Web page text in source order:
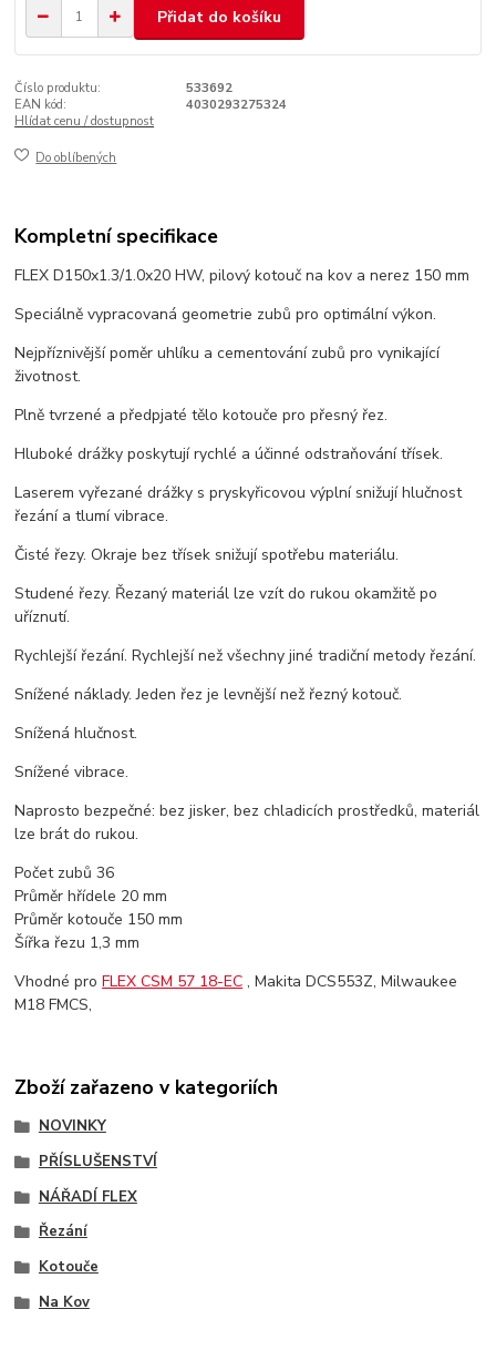
Přidat do košíku
Číslo produktu:
533692
EAN kód:
4030293275324
Hlídat cenu / dostupnost
Do oblíbených
Kompletní specifikace
FLEX D150x1.3/1.0x20 HW, pilový kotouč na kov a nerez 150 mm
Speciálně vypracovaná geometrie zubů pro optimální výkon.
Nejpříznivější poměr uhlíku a cementování zubů pro vynikající
životnost.
Plně tvrzené a předpjaté tělo kotouče pro přesný řez.
Hluboké drážky poskytují rychlé a účinné odstraňování třísek.
Laserem vyřezané drážky s pryskyřicovou výplní snižují hlučnost
řezání a tlumí vibrace.
Čisté řezy. Okraje bez třísek snižují spotřebu materiálu.
Studené řezy. Řezaný materiál lze vzít do rukou okamžitě po
uříznutí.
Rychlejší řezání. Rychlejší než všechny jiné tradiční metody řezání.
Snížené náklady. Jeden řez je levnější než řezný kotouč.
Snížená hlučnost.
Snížené vibrace.
Naprosto bezpečné: bez jisker, bez chladicích prostředků, materiál
lze brát do rukou.
Počet zubů 36
Průměr hřídele 20 mm
Průměr kotouče 150 mm
Šířka řezu 1,3 mm
Vhodné proFLEX CSM 57 18-EC , Makita DCS553Z, Milwaukee
M18 FMCS,
Zboží zařazeno v kategoriích
NOVINKY
PŘÍSLUŠENSTVÍ
NÁŘADÍ FLEX
Řezání
Kotouče
Na Kov